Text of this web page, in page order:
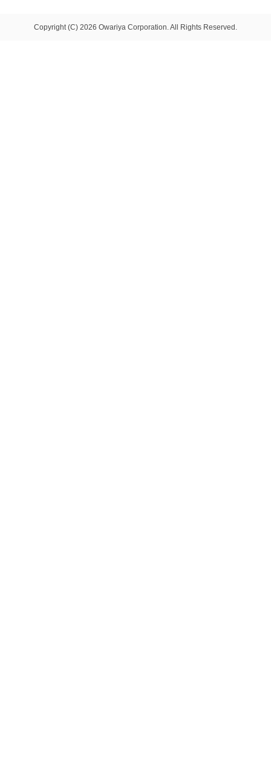
Copyright (C) 2026 Owariya Corporation. All Rights Reserved.